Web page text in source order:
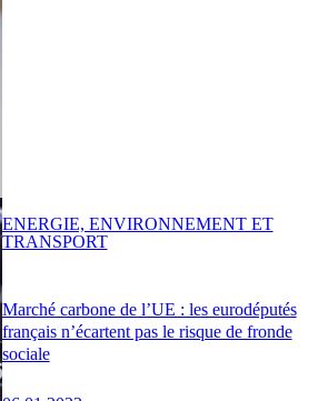
Marché carbone de l’UE : les eurodéputés
français n’écartent pas le risque de fronde
sociale
ENERGIE, ENVIRONNEMENT ET
TRANSPORT